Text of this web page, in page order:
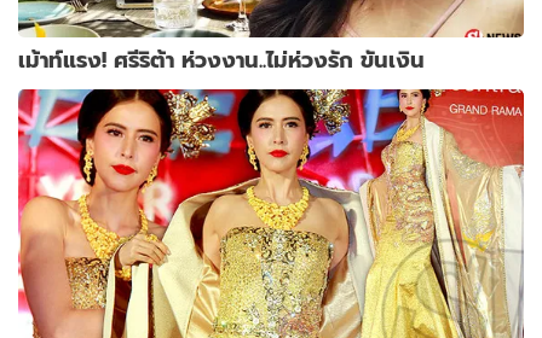
เม้าท์แรง! ศรีริต้า ห่วงงาน..ไม่ห่วงรัก ขันเงิน